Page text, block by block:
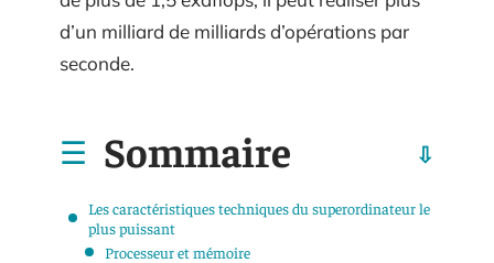
d’un milliard de milliards d’opérations par
seconde.
Sommaire
Les caractéristiques techniques du superordinateur le
plus puissant
Processeur et mémoire